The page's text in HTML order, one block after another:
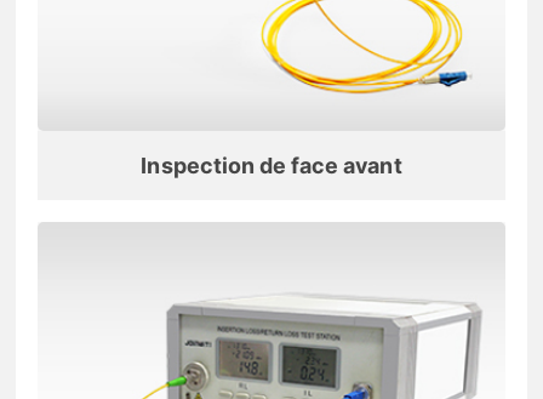
Inspection de face avant